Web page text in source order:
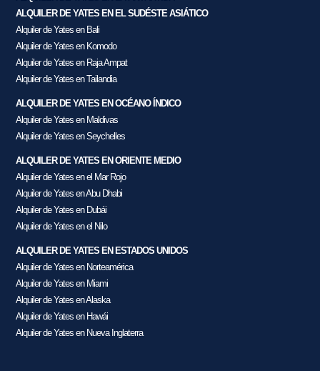
ALQUILER DE YATES EN EL SUDÉSTE ASIÁTICO
Alquiler de Yates en Bali
Alquiler de Yates en Komodo
Alquiler de Yates en Raja Ampat
Alquiler de Yates en Tailandia
ALQUILER DE YATES EN OCÉANO ÍNDICO
Alquiler de Yates en Maldivas
Alquiler de Yates en Seychelles
ALQUILER DE YATES EN ORIENTE MEDIO
Alquiler de Yates en el Mar Rojo
Alquiler de Yates en Abu Dhabi
Alquiler de Yates en Dubái
Alquiler de Yates en el Nilo
ALQUILER DE YATES EN ESTADOS UNIDOS
Alquiler de Yates en Norteamérica
Alquiler de Yates en Miami
Alquiler de Yates en Alaska
Alquiler de Yates en Hawái
Alquiler de Yates en Nueva Inglaterra